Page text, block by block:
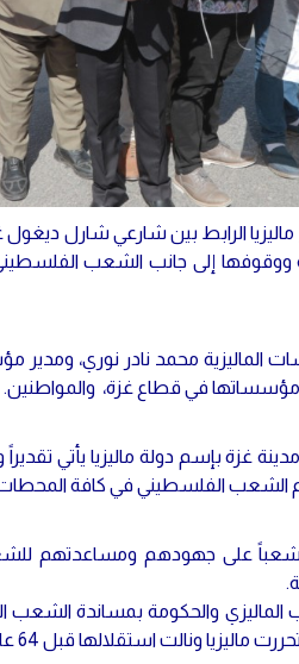
الرابط بين شارعي شارل ديغول
إلى جانب الشعب الفلسطيني
مؤسساتها في قطاع غزة، والمواطنين.
غزة بإسم دولة ماليزيا يأتي
الشعب الفلسطيني في كافة المحطات
وشعباً على جهودهم ومساعدتهم
الماليزي والحكومة بمساندة الشعب
ونالت استقلالها قبل 64 عاماً.